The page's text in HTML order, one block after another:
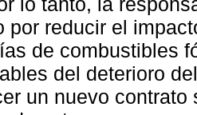
por reducir el
de combustibles
del deterioro
un nuevo